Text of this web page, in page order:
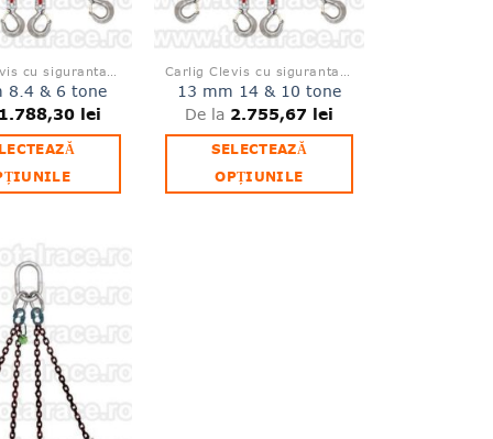
8.4 & 6 tone
1.788,30 lei
are
mai
multe
variații.
Opțiunile
pot
fi
alese
13 mm 14 & 10 tone
De la 2.755,67 lei
SELECTEAZĂ
OPȚIUNILE